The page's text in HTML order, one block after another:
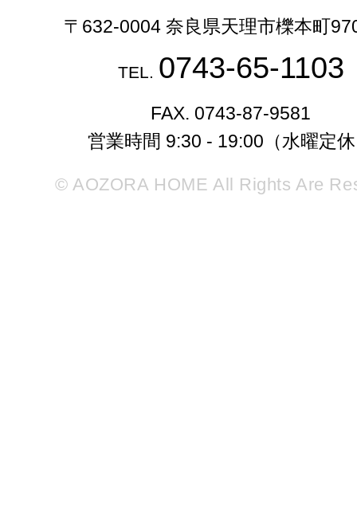
〒632-0004 奈良県天理市櫟本町
TEL. 0743-65-1103
FAX. 0743-87-9581
営業時間 9:30 - 19:00（水曜定
© AOZORA HOME All Rights Are